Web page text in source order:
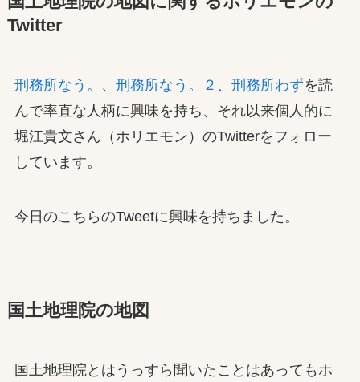
Twitter
刑務所なう。 、 刑務所なう。２ 、 刑務所わずを読
んで率直な人柄に興味を持ち、それ以来個人的に
堀江貴文さん（ホリエモン）のTwitterをフォロー
しています。
今日のこちらのTweetに興味を持ちました。
国土地理院の地図
国土地理院とはうっすら聞いたことはあってもホ